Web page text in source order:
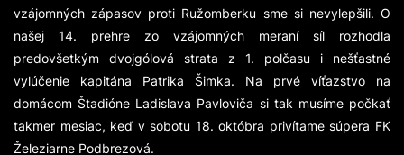
vzájomných zápasov proti Ružomberku sme si nevylepšili. O
našej 14. prehre zo vzájomných meraní síl rozhodla
predovšetkým dvojgólová strata z 1. polčasu i nešťastné
vylúčenie kapitána Patrika Šimka. Na prvé víťazstvo na
domácom Štadióne Ladislava Pavloviča si tak musíme počkať
takmer mesiac, keď v sobotu 18. októbra privítame súpera FK
Železiarne Podbrezová.